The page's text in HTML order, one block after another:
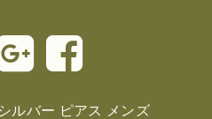
ルバー ピアス メンズ